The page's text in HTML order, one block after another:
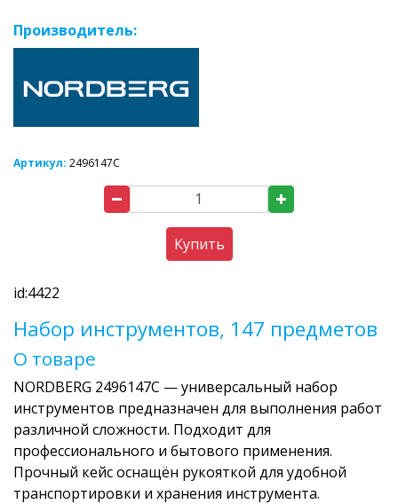
Производитель:
Артикул: 2496147C
Купить
id:4422
Набор инструментов, 147 предметов
О товаре
NORDBERG 2496147C — универсальный набор
инструментов предназначен для выполнения работ
различной сложности. Подходит для
профессионального и бытового применения.
Прочный кейс оснащён рукояткой для удобной
транспортировки и хранения инструмента.